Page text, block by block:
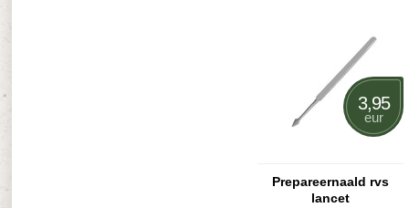
3,95
eur
Prepareernaald rvs
lancet